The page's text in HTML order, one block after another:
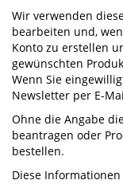
Wir verwenden
bearbeiten und,
Konto zu erstellen
gewünschten
Wenn Sie
Newsletter per E-
Ohne die Angabe
beantragen oder
bestellen.
Diese